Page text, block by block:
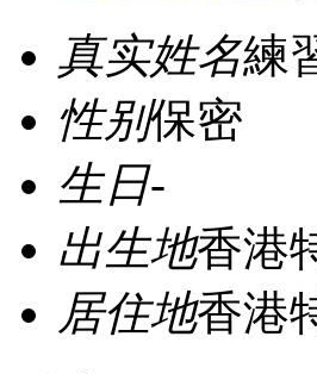
真实姓名練
性别保密
生日-
出生地香港
居住地香港